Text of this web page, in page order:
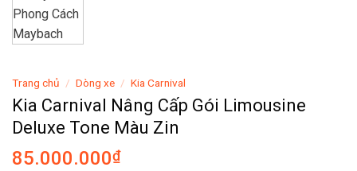
Trang chủ / Dòng xe / Kia Carnival
Kia Carnival Nâng Cấp Gói Limousine
Deluxe Tone Màu Zin
85.000.000₫